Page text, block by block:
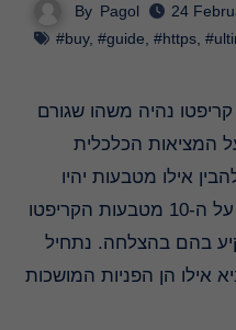
By Pagol
24
#buy, #guide, #https,
המציאות הכלכלית
אילו מטבעות יהיו
המובילים בתחום זה. כאן, נדבר על ה-10 מטבעות הקריפטו
בהם בהצלחה. נתחיל
אילו הן הפניות המושכות